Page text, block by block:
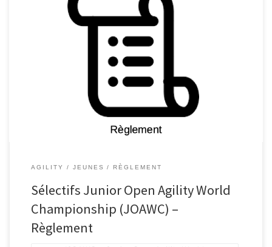
AGILITY JEUNES RÈGLEMENT
Sélectifs Junior Open Agility World
Championship (JOAWC) –
Règlement